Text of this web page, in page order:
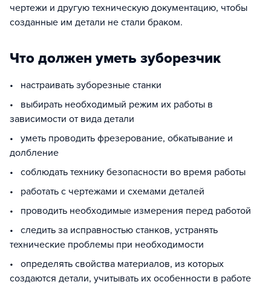
чертежи и другую техническую документацию, чтобы
созданные им детали не стали браком.
Что должен уметь зуборезчик
• настраивать зуборезные станки
• выбирать необходимый режим их работы в
зависимости от вида детали
• уметь проводить фрезерование, обкатывание и
долбление
• соблюдать технику безопасности во время работы
• работать с чертежами и схемами деталей
• проводить необходимые измерения перед работой
• следить за исправностью станков, устранять
технические проблемы при необходимости
• определять свойства материалов, из которых
создаются детали, учитывать их особенности в работе